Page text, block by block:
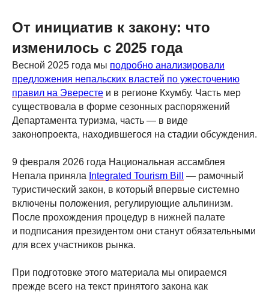
От инициатив к закону: что
изменилось с 2025 года
Весной 2025 года мы подробно анализировали
предложения непальских властей по ужесточению
правил на Эвересте и в регионе Кхумбу. Часть мер
существовала в форме сезонных распоряжений
Департамента туризма, часть — в виде
законопроекта, находившегося на стадии обсуждения.
9 февраля 2026 года Национальная ассамблея
Непала приняла Integrated Tourism Bill
— рамочный
туристический закон, в который впервые системно
включены положения, регулирующие альпинизм.
После прохождения процедур в нижней палате
и подписания президентом они станут обязательными
для всех участников рынка.
При подготовке этого материала мы опираемся
прежде всего на текст принятого закона как